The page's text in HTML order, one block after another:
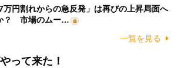
万円割れからの急反発」は再びの上昇局面へ
？ 市場のムー…
一覧を見る
って来た！